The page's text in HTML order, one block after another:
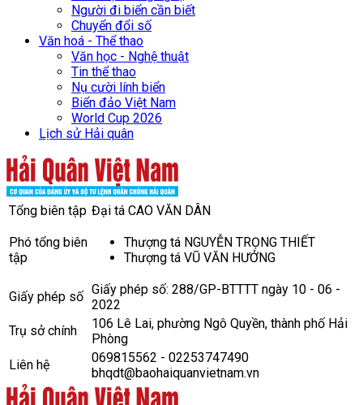
Người đi biển cần biết
Chuyển đổi số
Văn hoá - Thể thao
Văn học - Nghệ thuật
Tin thể thao
Nụ cười lính biển
Biển đảo Việt Nam
World Cup 2026
Lịch sử Hải quân
Tổng biên tập Đại tá CAO VĂN DÂN
Phó tổng biên
tập
Thượng tá NGUYỄN TRỌNG THIẾT
Thượng tá VŨ VĂN HƯỞNG
Giấy phép số Giấy phép số: 288/GP-BTTTT ngày 10 - 06 -
2022
Trụ sở chính
106 Lê Lai, phường Ngô Quyền, thành phố Hải
Phòng
Liên hệ
069815562 - 02253747490
bhqdt@baohaiquanvietnam.vn